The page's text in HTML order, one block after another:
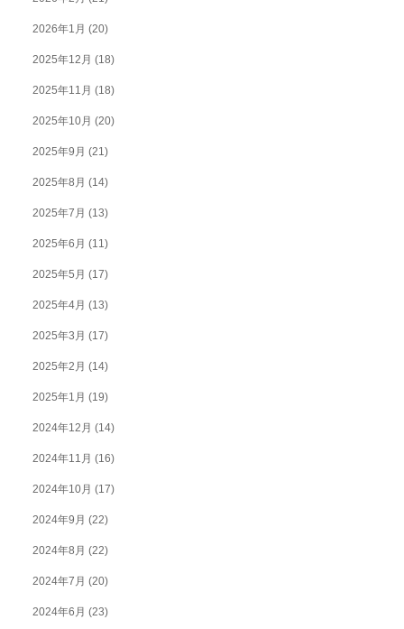
2026年1月 (20)
2025年12月 (18)
2025年11月 (18)
2025年10月 (20)
2025年9月 (21)
2025年8月 (14)
2025年7月 (13)
2025年6月 (11)
2025年5月 (17)
2025年4月 (13)
2025年3月 (17)
2025年2月 (14)
2025年1月 (19)
2024年12月 (14)
2024年11月 (16)
2024年10月 (17)
2024年9月 (22)
2024年8月 (22)
2024年7月 (20)
2024年6月 (23)